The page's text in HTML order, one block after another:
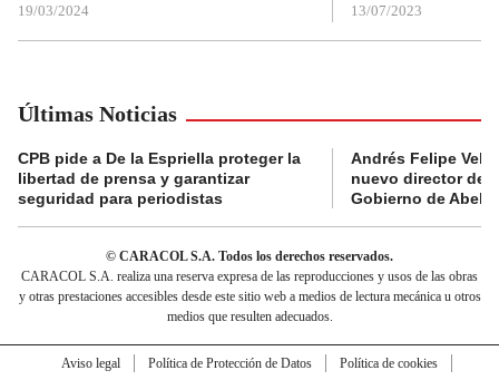
19/03/2024 13/07/2023
Últimas Noticias
CPB pide a De la Espriella proteger la
libertad de prensa y garantizar
seguridad para periodistas
Andrés Felipe
nuevo director de
Gobierno de
© CARACOL S.A. Todos los derechos reservados.
CARACOL S.A. realiza una reserva expresa de las reproducciones y usos de las obras
y otras prestaciones accesibles desde este sitio web a medios de lectura mecánica u otros
medios que resulten adecuados.
Aviso legal Política de Protección de Datos
Política de cookies